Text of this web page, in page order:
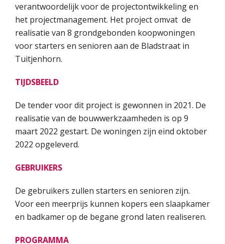
verantwoordelijk voor de projectontwikkeling en
het projectmanagement. Het project omvat de
realisatie van 8 grondgebonden koopwoningen
voor starters en senioren aan de Bladstraat in
Tuitjenhorn.
TIJDSBEELD
De tender voor dit project is gewonnen in 2021. De
realisatie van de bouwwerkzaamheden is op 9
maart 2022 gestart. De woningen zijn eind oktober
2022 opgeleverd.
GEBRUIKERS
De gebruikers zullen starters en senioren zijn.
Voor een meerprijs kunnen kopers een slaapkamer
en badkamer op de begane grond laten realiseren.
PROGRAMMA